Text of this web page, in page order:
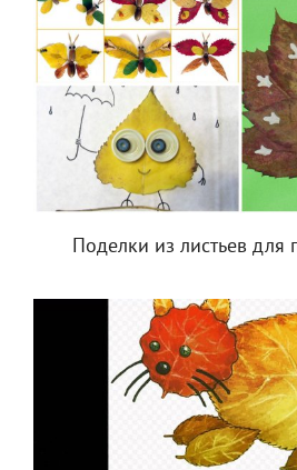
Поделки из листьев для